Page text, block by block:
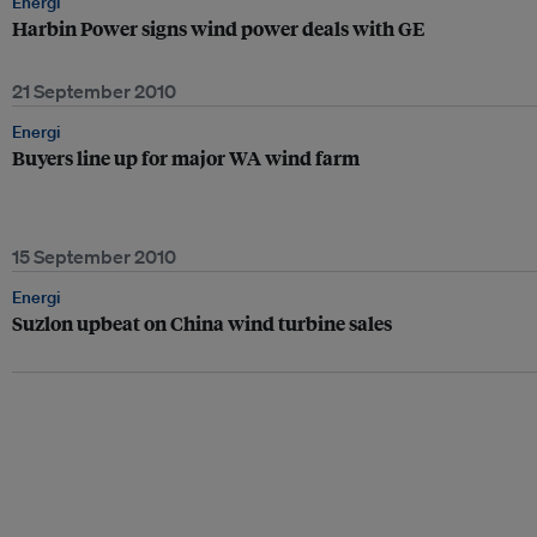
Harbin Power signs wind power deals with GE
21 September 2010
Energi
Buyers line up for major WA wind farm
15 September 2010
Energi
Suzlon upbeat on China wind turbine sales